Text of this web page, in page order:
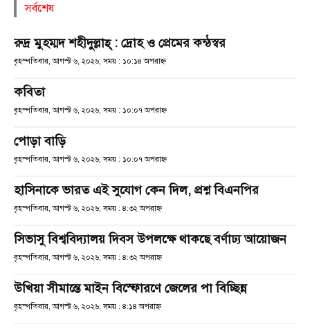
সর্বশেষ
রুদ্র মুহম্মদ শহীদুল্লাহ্ : দ্রোহ ও প্রেমের কন্ঠস্বর
বৃহস্পতিবার, আগস্ট ৬, ২০২৬; সময় : ১০:১৪ অপরাহ্ণ
কবিতা
বৃহস্পতিবার, আগস্ট ৬, ২০২৬; সময় : ১০:০৭ অপরাহ্ণ
পোড়া বাড়ি
বৃহস্পতিবার, আগস্ট ৬, ২০২৬; সময় : ১০:০৭ অপরাহ্ণ
হাসিনাকে ভারত এই সুযোগ কেন দিল, প্রশ্ন বিএনপির
বৃহস্পতিবার, আগস্ট ৬, ২০২৬; সময় : ৪:৩২ অপরাহ্ণ
সিভাসু বিশ্ববিদ্যালয় দিবস উপলক্ষে থাকছে বর্ণাঢ্য আয়োজন
বৃহস্পতিবার, আগস্ট ৬, ২০২৬; সময় : ৪:৩২ অপরাহ্ণ
উখিয়া সীমান্তে মাইন বিস্ফোরণে জেলের পা বিচ্ছিন্ন
বৃহস্পতিবার, আগস্ট ৬, ২০২৬; সময় : ৪:১৪ অপরাহ্ণ